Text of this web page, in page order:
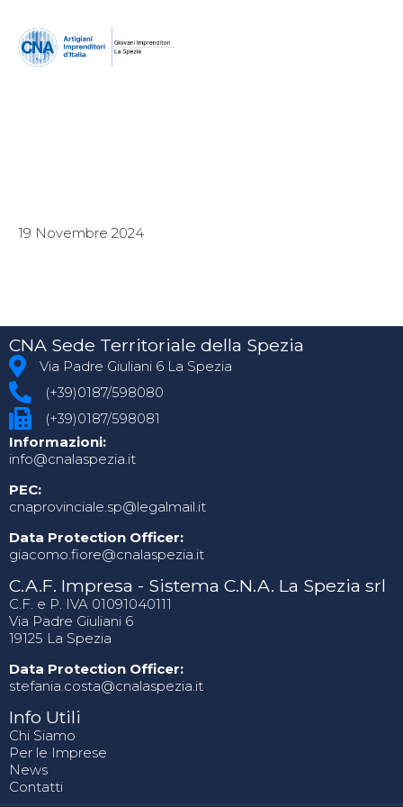
19 Novembre 2024
CNA Sede Territoriale della Spezia
Via Padre Giuliani 6 La Spezia
(+39)0187/598080
(+39)0187/598081
Informazioni:
info@cnalaspezia.it
PEC:
cnaprovinciale.sp@legalmail.it
Data Protection Officer:
giacomo.fiore@cnalaspezia.it
C.A.F. Impresa - Sistema C.N.A. La Spezia srl
C.F. e P. IVA 01091040111
Via Padre Giuliani 6
19125 La Spezia
Data Protection Officer:
stefania.costa@cnalaspezia.it
Info Utili
Chi Siamo
Per le Imprese
News
Contatti